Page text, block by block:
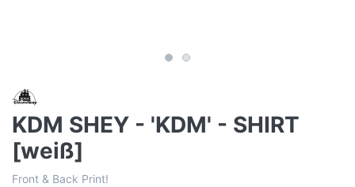
KDM SHEY - 'KDM' - SHIRT
[weiß]
Front & Back Print!